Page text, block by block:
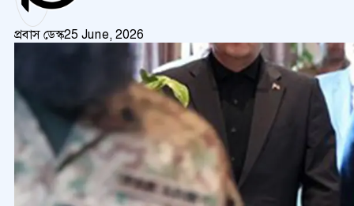
প্রবাস ডেস্ক25 June, 2026